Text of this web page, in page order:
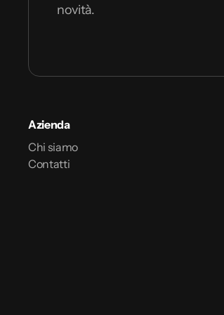
novità.
Azienda
Chi siamo
Contatti